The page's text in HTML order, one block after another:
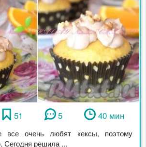
51 5 40 мин
очень любят кексы, поэтому
Сегодня решила ...